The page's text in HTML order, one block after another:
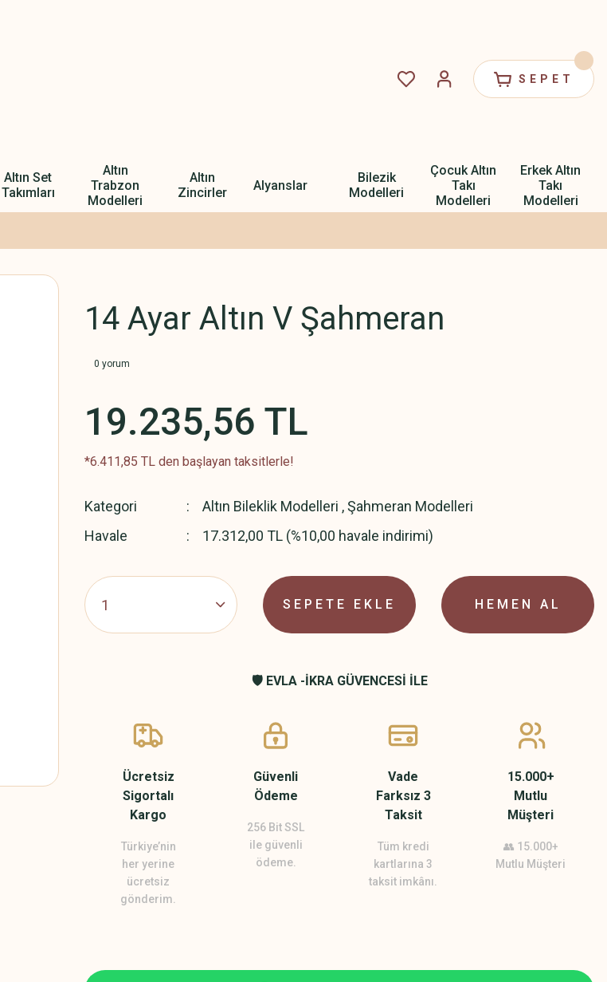
SEPET
Altın Set
Takımları
Altın
Trabzon
Modelleri
Altın
Zincirler
Alyanslar
Bilezik
Modelleri
Çocuk Altın
Takı
Modelleri
Erkek Altın
Takı
Modelleri
14 Ayar Altın V Şahmeran
0 yorum
19.235,56 TL
*6.411,85 TL den başlayan taksitlerle!
Kategori Altın Bileklik Modelleri ,Şahmeran Modelleri
Havale
17.312,00 TL (%10,00 havale indirimi)
SEPETE EKLE HEMEN AL
🛡️ EVLA -İKRA GÜVENCESİ İLE
Ücretsiz
Sigortalı
Kargo
Türkiye’nin
her yerine
ücretsiz
gönderim.
Güvenli
Ödeme
256 Bit SSL
ile güvenli
ödeme.
Vade
Farksız 3
Taksit
Tüm kredi
kartlarına 3
taksit imkânı.
15.000+
Mutlu
Müşteri
👥 15.000+
Mutlu Müşteri